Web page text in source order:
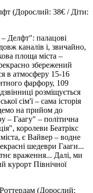
(Дорослий: 38€ / Діти:
Делфт": палацові
каналів і, звичайно,
площа міста –
збережений
в атмосферу 15-16
фарфору, 109
розміщується
сім'ї – сама історія
на прийом до
– Гаагу" – політична
королеви Беатрікс
є Вайвер – водне
шедеври Гааги...
враження... Далі, ми
курорт Північної
(Дорослий: